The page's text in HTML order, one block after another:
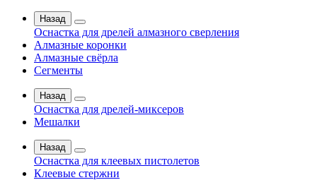
Назад
Оснастка для дрелей алмазного сверления
Алмазные коронки
Алмазные свёрла
Сегменты
Назад
Оснастка для дрелей-миксеров
Мешалки
Назад
Оснастка для клеевых пистолетов
Клеевые стержни